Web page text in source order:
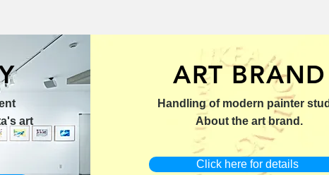
キャンバスプリント【Yamakasa
5】
art
ART BRAND
Handling of modern painter
About the art brand.
Click here for details